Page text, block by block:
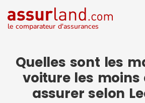
le comparateur d'assurances
Quelles sont les
voiture les moins
assurer selon